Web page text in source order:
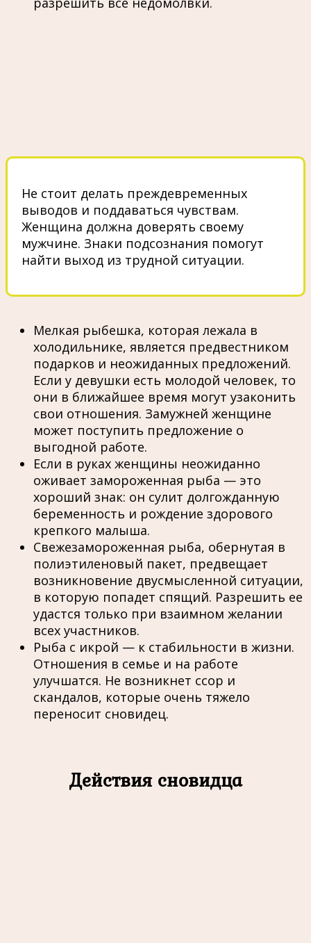
Не стоит делать преждевременных
выводов и поддаваться чувствам.
Женщина должна доверять своему
мужчине. Знаки подсознания помогут
найти выход из трудной ситуации.
Мелкая рыбешка, которая лежала в
холодильнике, является предвестником
подарков и неожиданных предложений.
Если у девушки есть молодой человек, то
они в ближайшее время могут узаконить
свои отношения. Замужней женщине
может поступить предложение о
выгодной работе.
Если в руках женщины неожиданно
оживает замороженная рыба — это
хороший знак: он сулит долгожданную
беременность и рождение здорового
крепкого малыша.
Свежезамороженная рыба, обернутая в
полиэтиленовый пакет, предвещает
возникновение двусмысленной ситуации,
в которую попадет спящий. Разрешить ее
удастся только при взаимном желании
всех участников.
Рыба с икрой — к стабильности в жизни.
Отношения в семье и на работе
улучшатся. Не возникнет ссор и
скандалов, которые очень тяжело
переносит сновидец.
Действия сновидца